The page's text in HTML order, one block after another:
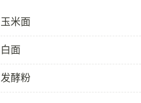
玉米面
白面
发酵粉